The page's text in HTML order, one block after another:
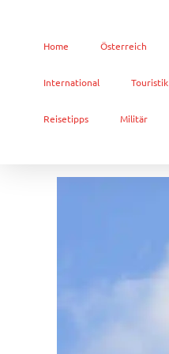
Home Österreich
International Touristik
Reisetipps Militär